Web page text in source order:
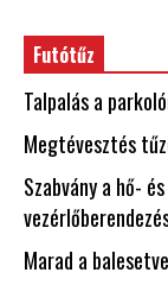
Futótűz
Talpalás a
Megtévesztés
Szabvány a hő-
Marad a